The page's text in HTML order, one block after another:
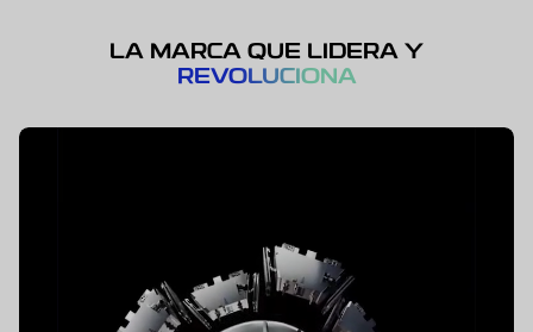
LA MARCA QUE LIDERA Y
REVOLUCIONA